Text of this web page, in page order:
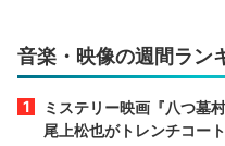
音楽・映像の週間ラン
ミステリー映画『八つ墓
尾上松也がトレンチコー